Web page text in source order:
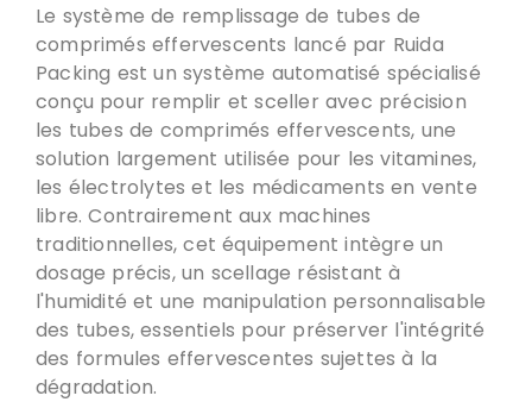
Le système de remplissage de tubes de
comprimés effervescents lancé par Ruida
Packing est un système automatisé spécialisé
conçu pour remplir et sceller avec précision
les tubes de comprimés effervescents, une
solution largement utilisée pour les vitamines,
les électrolytes et les médicaments en vente
libre. Contrairement aux machines
traditionnelles, cet équipement intègre un
dosage précis, un scellage résistant à
l'humidité et une manipulation personnalisable
des tubes,essentiels pour préserver l'intégrité
des formules effervescentes sujettes à la
dégradation.